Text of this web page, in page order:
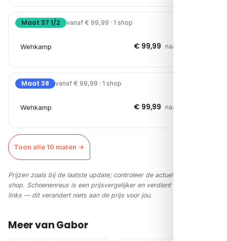
Maat 37 1/2 vanaf € 99,99 · 1 shop
Wehkamp € 99,99 naar shop →
Maat 38 vanaf € 99,99 · 1 shop
Wehkamp € 99,99 naar shop →
Toon alle 10 maten →
Prijzen zoals bij de laatste update; controleer de actuele prijs in de
shop. Schoenenreus is een prijsvergelijker en verdient via affiliate-
links — dit verandert niets aan de prijs voor jou.
Meer van Gabor